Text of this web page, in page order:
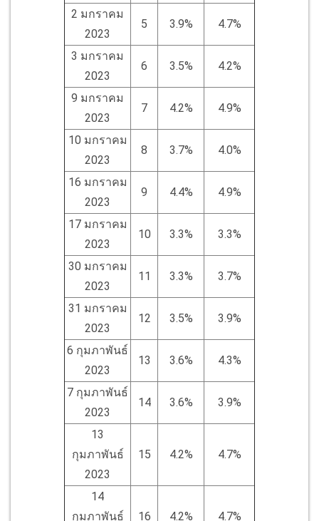
2 มกราคม
2023
5 3.9% 4.7%
3 มกราคม
2023
6 3.5% 4.2%
9 มกราคม
2023
7 4.2% 4.9%
10 มกราคม
2023
8 3.7% 4.0%
16 มกราคม
2023
9 4.4% 4.9%
17 มกราคม
2023
10 3.3% 3.3%
30 มกราคม
2023
11 3.3% 3.7%
31 มกราคม
2023
12 3.5% 3.9%
6 กุมภาพันธ์
2023
13 3.6% 4.3%
7 กุมภาพันธ์
2023
14 3.6% 3.9%
13
กุมภาพันธ์
2023
15 4.2% 4.7%
14
กุมภาพันธ์
16 4.2% 4.7%